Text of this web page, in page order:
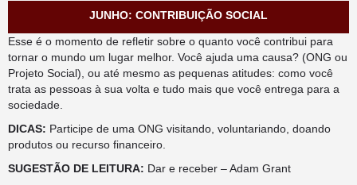
JUNHO: CONTRIBUIÇÃO SOCIAL
Esse é o momento de refletir sobre o quanto você contribui para
tornar o mundo um lugar melhor. Você ajuda uma causa? (ONG ou
Projeto Social), ou até mesmo as pequenas atitudes: como você
trata as pessoas à sua volta e tudo mais que você entrega para a
sociedade.
DICAS: Participe de uma ONG visitando, voluntariando, doando
produtos ou recurso financeiro.
SUGESTÃO DE LEITURA: Dar e receber – Adam Grant